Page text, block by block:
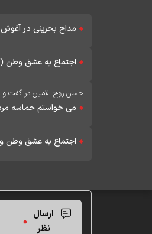
مداح بحرینی در آغوش
اجتماع به عشق وطن
حسن روح الامین در گفت و
می خواستم حماسه
اجتماع به عشق وطن و
ارسال
نظر